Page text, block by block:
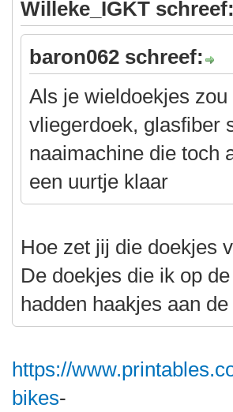
Willeke_IGKT
baron062 schreef:
Als je wieldoekjes
vliegerdoek, glasfiber
naaimachine die toch
een uurtje klaar
Hoe zet jij die doekjes
De doekjes die ik op
hadden haakjes aan
https://
bikes-